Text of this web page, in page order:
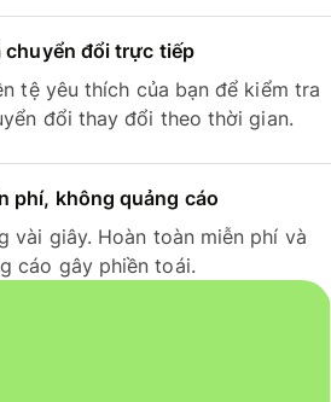
chuyển đổi trực tiếp
tệ yêu thích của bạn để kiểm tra
đổi thay đổi theo thời gian.
phí, không quảng cáo
vài giây. Hoàn toàn miễn phí và
cáo gây phiền toái.